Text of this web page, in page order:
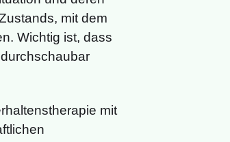
mit dem
Wichtig ist, dass
mit